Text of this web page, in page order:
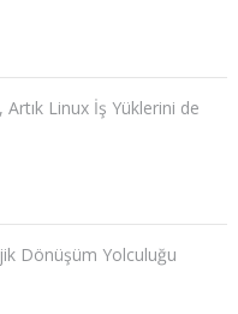
Artık Linux İş Yüklerini de
Dönüşüm Yolculuğu